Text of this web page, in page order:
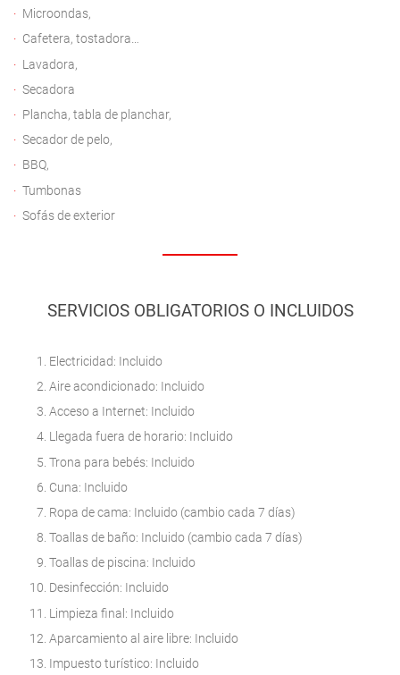
Microondas,
Cafetera, tostadora…
Lavadora,
Secadora
Plancha, tabla de planchar,
Secador de pelo,
BBQ,
Tumbonas
Sofás de exterior
SERVICIOS OBLIGATORIOS O INCLUIDOS
Electricidad: Incluido
Aire acondicionado: Incluido
Acceso a Internet: Incluido
Llegada fuera de horario: Incluido
Trona para bebés: Incluido
Cuna: Incluido
Ropa de cama: Incluido (cambio cada 7 días)
Toallas de baño: Incluido (cambio cada 7 días)
Toallas de piscina: Incluido
Desinfección: Incluido
Limpieza final: Incluido
Aparcamiento al aire libre: Incluido
Impuesto turístico: Incluido